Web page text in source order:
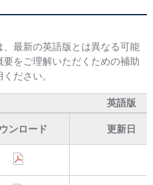
最新の英語版とは異なる可能
をご理解いただくための補助
ださい。
英語版
ンロード 更新日